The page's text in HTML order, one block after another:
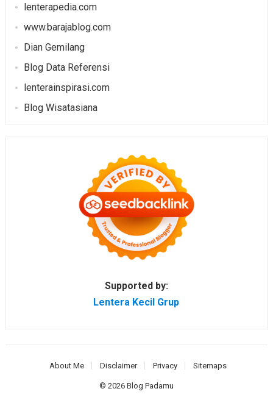
lenterapedia.com
www.barajablog.com
Dian Gemilang
Blog Data Referensi
lenterainspirasi.com
Blog Wisatasiana
Supported by:
Lentera Kecil Grup
About Me Disclaimer Privacy Sitemaps
© 2026 Blog Padamu